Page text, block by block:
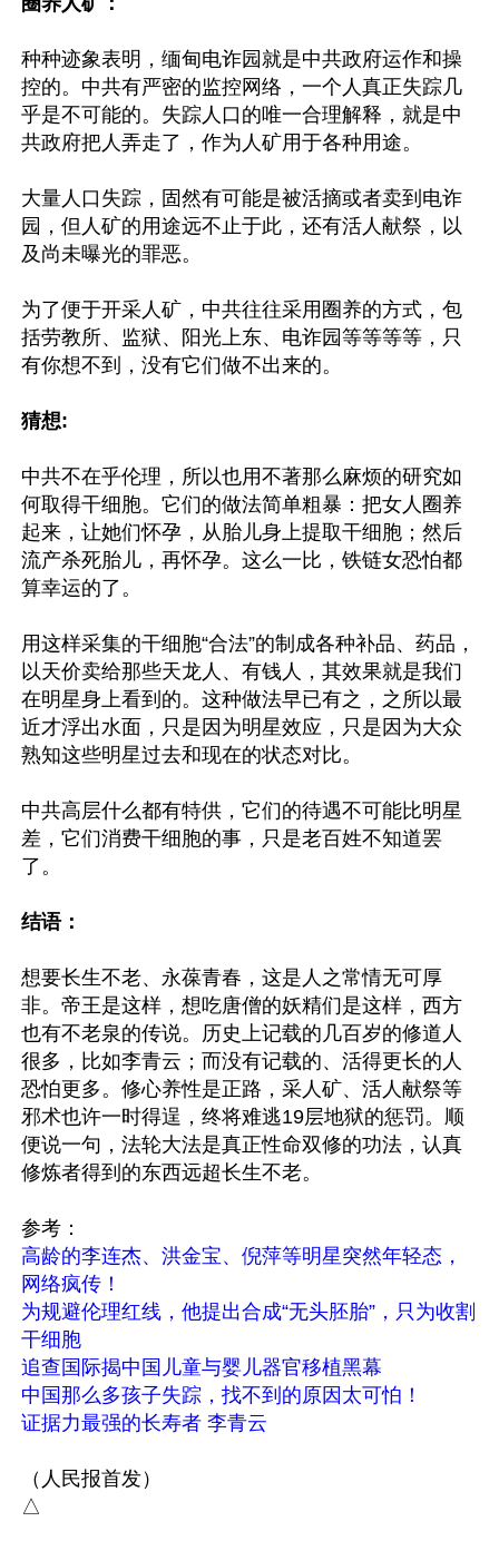
种种迹象表明，缅甸电诈园就是中共政府运作和操
控的。中共有严密的监控网络，一个人真正失踪几
乎是不可能的。失踪人口的唯一合理解释，就是中
共政府把人弄走了，作为人矿用于各种用途。
大量人口失踪，固然有可能是被活摘或者卖到电诈
园，但人矿的用途远不止于此，还有活人献祭，以
及尚未曝光的罪恶。
为了便于开采人矿，中共往往采用圈养的方式，包
括劳教所、监狱、阳光上东、电诈园等等等等，只
有你想不到，没有它们做不出来的。
猜想:
中共不在乎伦理，所以也用不著那么麻烦的研究如
何取得干细胞。它们的做法简单粗暴：把女人圈养
起来，让她们怀孕，从胎儿身上提取干细胞；然后
流产杀死胎儿，再怀孕。这么一比，铁链女恐怕都
算幸运的了。
用这样采集的干细胞“合法”的制成各种补品、药品，
以天价卖给那些天龙人、有钱人，其效果就是我们
在明星身上看到的。这种做法早已有之，之所以最
近才浮出水面，只是因为明星效应，只是因为大众
熟知这些明星过去和现在的状态对比。
中共高层什么都有特供，它们的待遇不可能比明星
差，它们消费干细胞的事，只是老百姓不知道罢
了。
结语：
想要长生不老、永葆青春，这是人之常情无可厚
非。帝王是这样，想吃唐僧的妖精们是这样，西方
也有不老泉的传说。历史上记载的几百岁的修道人
很多，比如李青云；而没有记载的、活得更长的人
恐怕更多。修心养性是正路，采人矿、活人献祭等
邪术也许一时得逞，终将难逃19层地狱的惩罚。顺
便说一句，法轮大法是真正性命双修的功法，认真
修炼者得到的东西远超长生不老。
高龄的李连杰、洪金宝、倪萍等明星突然年轻态，
网络疯传！
为规避伦理红线，他提出合成“无头胚胎”，只为收割
干细胞
追查国际揭中国儿童与婴儿器官移植黑幕
中国那么多孩子失踪，找不到的原因太可怕！
证据力最强的长寿者 李青云
（人民报首发）